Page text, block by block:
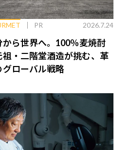
PR 2026.7.24
から世界へ。100％麦焼酎
祖・二階堂酒造が挑む、革
グローバル戦略